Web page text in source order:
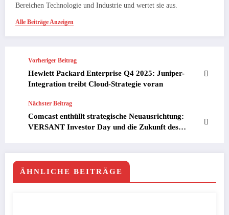
Bereichen Technologie und Industrie und wertet sie aus.
Alle Beiträge Anzeigen
Vorheriger Beitrag
Hewlett Packard Enterprise Q4 2025: Juniper-
Integration treibt Cloud-Strategie voran
Nächster Beitrag
Comcast enthüllt strategische Neuausrichtung:
VERSANT Investor Day und die Zukunft des
ÄHNLICHE BEITRÄGE